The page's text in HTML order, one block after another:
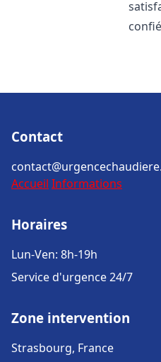
Contact
Accueil Informations
Horaires
Lun-Ven: 8h-19h
Service d'urgence 24/7
Zone intervention
Strasbourg, France